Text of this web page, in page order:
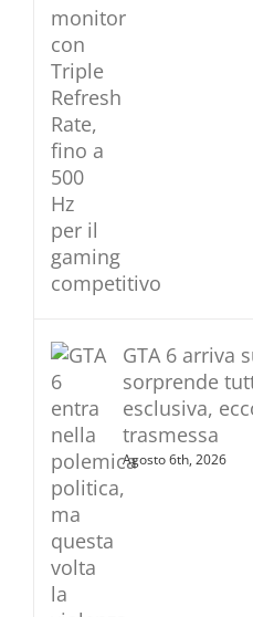
GTA 6 arriva
sorprende
esclusiva,
trasmessa
Agosto 6th, 2026